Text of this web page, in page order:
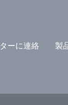
ーに連絡 製